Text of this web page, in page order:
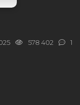
1
578 402